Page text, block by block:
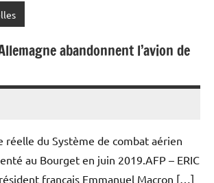
abandonnent l’avion de
réelle du Système de combat aérien
au Bourget en juin 2019.AFP – ERIC
​français Emmanuel Macron […]